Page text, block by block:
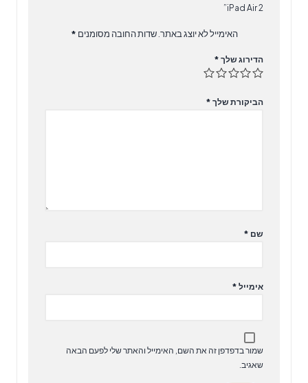
iPad Air 2”
האימייל לא יוצג באתר. שדות החובה מסומנים *
הדירוג שלך *
הביקורת שלך *
שם *
אימייל *
שמור בדפדפן זה את השם, האימייל והאתר שלי לפעם הבאה
שאגיב.